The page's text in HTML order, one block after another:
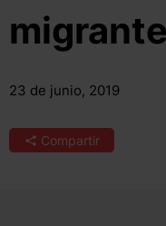
23 de junio, 2019
Compartir